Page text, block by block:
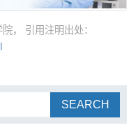
， 引用注明出处：
SEARCH